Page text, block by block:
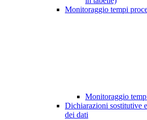
Monitoraggio tempi
Monitoraggio
Dichiarazioni sostitutive
dei dati